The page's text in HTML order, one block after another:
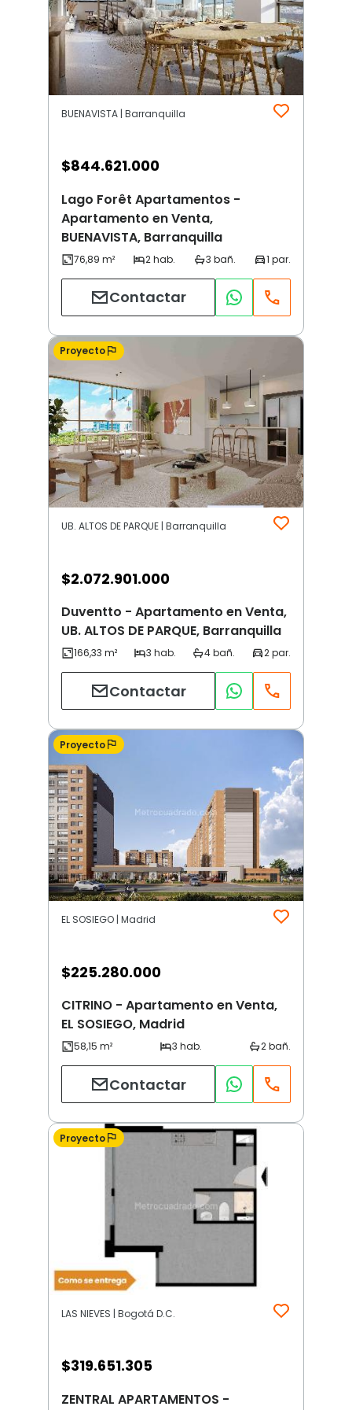
BUENAVISTA | Barranquilla
$844.621.000
Lago Forêt Apartamentos -
Apartamento en Venta,
BUENAVISTA, Barranquilla
Contactar
Proyecto
UB. ALTOS DE PARQUE | Barranquilla
$2.072.901.000
Duventto - Apartamento en Venta,
UB. ALTOS DE PARQUE, Barranquilla
Contactar
Proyecto
EL SOSIEGO | Madrid
$225.280.000
CITRINO - Apartamento en Venta,
EL SOSIEGO, Madrid
Contactar
Proyecto
LAS NIEVES | Bogotá D.C.
$319.651.305
ZENTRAL APARTAMENTOS -